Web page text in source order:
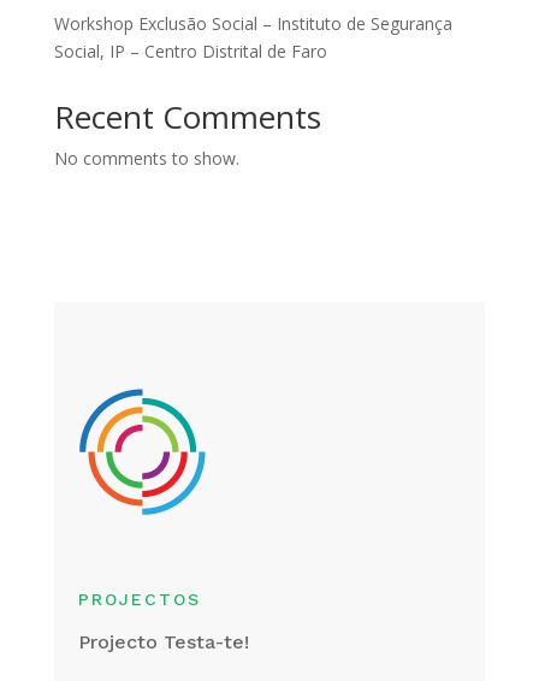
Workshop Exclusão Social – Instituto de Segurança
Social, IP – Centro Distrital de Faro
Recent Comments
No comments to show.
PROJECTOS
Projecto Testa-te!